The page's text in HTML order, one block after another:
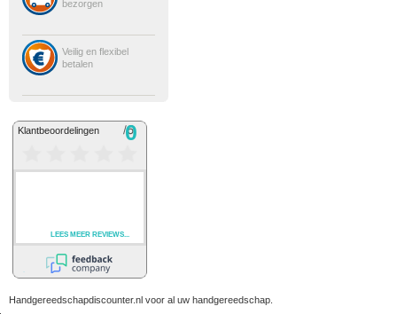
bezorgen
Veilig en flexibel
betalen
Handgereedschapdiscounter.nl voor al uw handgereedschap.